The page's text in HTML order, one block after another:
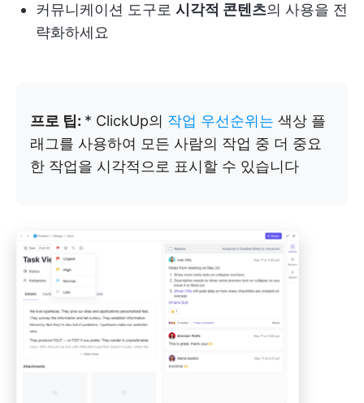
커뮤니케이션 도구로 시각적 콘텐츠의 사용을 전
략화하세요
프로 팁: * ClickUp의 작업 우선순위는 색상 플
래그를 사용하여 모든 사람의 작업 중 더 중요
한 작업을 시각적으로 표시할 수 있습니다